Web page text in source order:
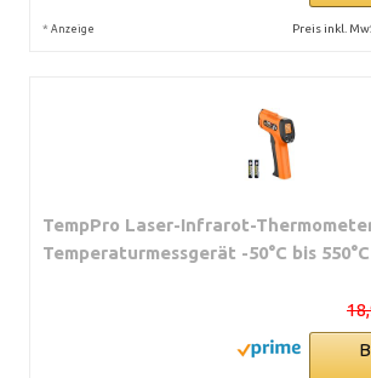
* Anzeige Preis inkl.
TempPro Laser-Infrarot-
Temperaturmessgerät -50°C bis 550°C